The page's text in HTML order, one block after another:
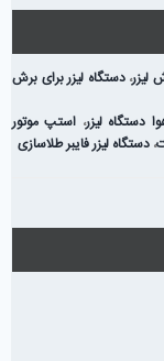
لیزر،دستگاه لیزر برای برش
دستگاه لیزر، استپ موتور
، دستگاه لیزر فایبر طلاسازی